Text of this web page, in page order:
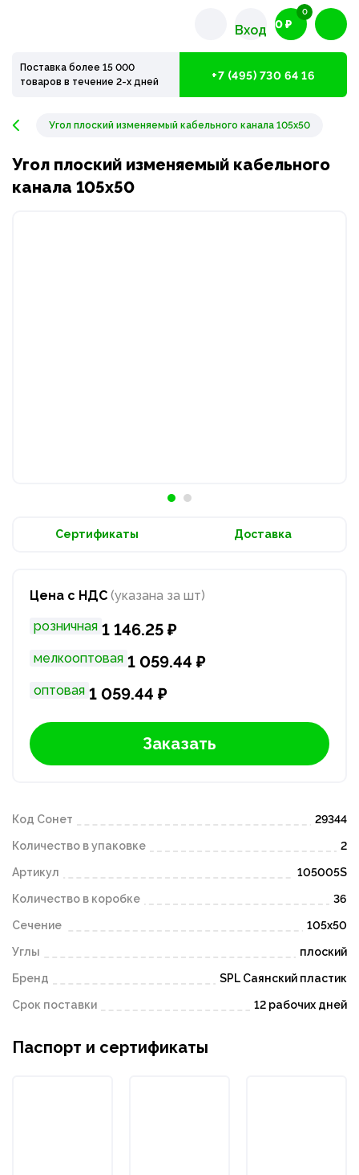
Вход 0 ₽
0
Поставка более 15 000
товаров в течение 2-х дней
+7 (495) 730 64 16
Угол плоский изменяемый кабельного канала 105х50
Угол плоский изменяемый кабельного
канала 105х50
Сертификаты Доставка
Цена с НДС (указана за шт)
розничная 1 146.25 ₽
мелкооптовая 1 059.44 ₽
оптовая 1 059.44 ₽
Заказать
Код Сонет 29344
Количество в упаковке 2
Артикул 105005S
Количество в коробке 36
Сечение 105х50
Углы плоский
Бренд SPL Саянский пластик
Срок поставки 12 рабочих дней
Паспорт и сертификаты